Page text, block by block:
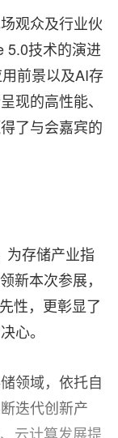
观众及行业伙
5.0技术的演进
前景以及AI存
现的高性能、
了与会嘉宾的
为存储产业指
新本次参展，
性，更彰显了
心。
领域，依托自
迭代创新产
云计算发展提